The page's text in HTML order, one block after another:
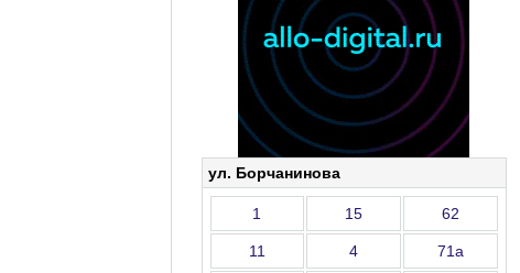
ул. Борчанинова
1 15 62
11 4 71а